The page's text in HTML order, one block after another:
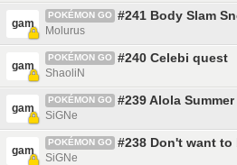
gam
POKÉMON GO #241 Body Slam
Molurus
gam
POKÉMON GO #240 Celebi quest
ShaoliN
gam
POKÉMON GO #239 Alola Summer
SiGNe
gam
POKÉMON GO #238 Don't want to
SiGNe